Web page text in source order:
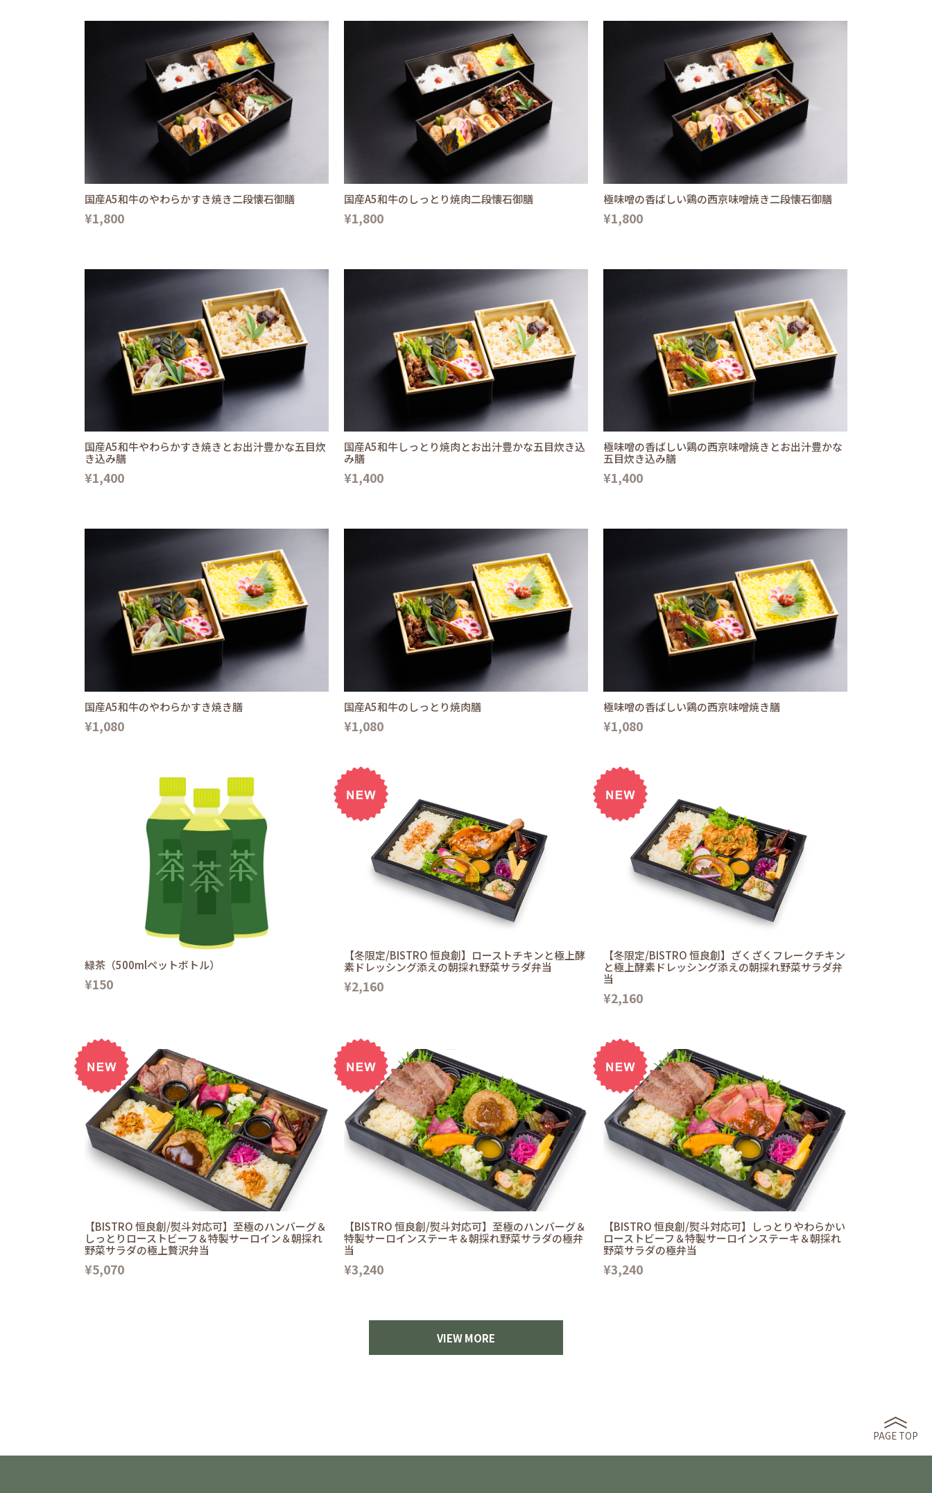
国産A5和牛のやわらかすき焼き二段懐石御膳
¥1,800
国産A5和牛のしっとり焼肉二段懐石御膳
¥1,800
極味噌の香ばしい鶏の西京味噌焼き二段懐石御膳
¥1,800
国産A5和牛やわらかすき焼きとお出汁豊かな五目炊
き込み膳
¥1,400
国産A5和牛しっとり焼肉とお出汁豊かな五目炊き込
み膳
¥1,400
極味噌の香ばしい鶏の西京味噌焼きとお出汁豊かな
五目炊き込み膳
¥1,400
国産A5和牛のやわらかすき焼き膳
¥1,080
国産A5和牛のしっとり焼肉膳
¥1,080
極味噌の香ばしい鶏の西京味噌焼き膳
¥1,080
緑茶（500mlペットボトル）
¥150
【冬限定/BISTRO 恒良創】ローストチキンと極上酵
素ドレッシング添えの朝採れ野菜サラダ弁当
¥2,160
【冬限定/BISTRO 恒良創】ざくざくフレークチキン
と極上酵素ドレッシング添えの朝採れ野菜サラダ弁
当
¥2,160
【BISTRO 恒良創/熨斗対応可】至極のハンバーグ＆
しっとりローストビーフ＆特製サーロイン＆朝採れ
野菜サラダの極上贅沢弁当
¥5,070
【BISTRO 恒良創/熨斗対応可】至極のハンバーグ＆
特製サーロインステーキ＆朝採れ野菜サラダの極弁
当
¥3,240
【BISTRO 恒良創/熨斗対応可】しっとりやわらかい
ローストビーフ＆特製サーロインステーキ＆朝採れ
野菜サラダの極弁当
¥3,240
VIEW MORE
PAGE TOP